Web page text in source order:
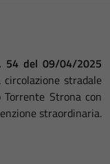
54 del 09/04/2025
stradale
Strona con
straordinaria.